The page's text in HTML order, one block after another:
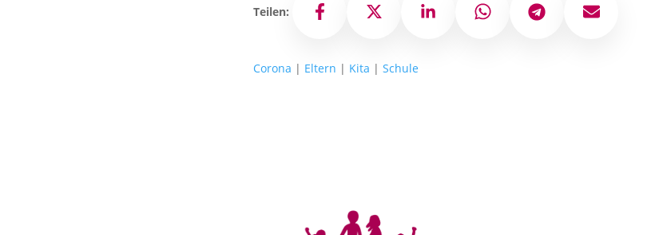
Teilen: Facebook X LinkedIn WhatsAppTelegram E-Mail
Corona | Eltern | Kita |Schule